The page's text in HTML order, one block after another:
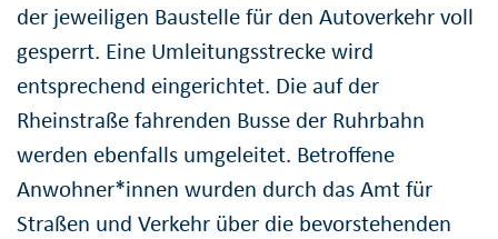
der jeweiligen Baustelle für den Autoverkehr voll
gesperrt. Eine Umleitungsstrecke wird
entsprechend eingerichtet. Die auf der
Rheinstraße fahrenden Busse der Ruhrbahn
werden ebenfalls umgeleitet. Betroffene
Anwohner*innen wurden durch das Amt für
Straßen und Verkehr über die bevorstehenden